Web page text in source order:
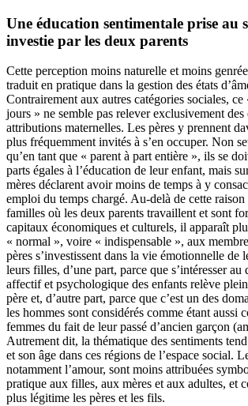
Une éducation sentimentale prise au
investie par les deux parents
Cette perception moins naturelle et moins
traduit en pratique dans la gestion des états
Contrairement aux autres catégories sociales,
jours » ne semble pas relever exclusivement des
attributions maternelles. Les pères y prennent
plus fréquemment invités à s’en occuper. Non
qu’en tant que « parent à part entière », ils se
parts égales à l’éducation de leur enfant, mais
mères déclarent avoir moins de temps à y
emploi du temps chargé. Au-delà de cette raison
familles où les deux parents travaillent et sont
capitaux économiques et culturels, il apparaît
« normal », voire « indispensable », aux
pères s’investissent dans la vie émotionnelle de
leurs filles, d’une part, parce que s’intéresser au
affectif et psychologique des enfants relève
père et, d’autre part, parce que c’est un des
les hommes sont considérés comme étant aussi
femmes du fait de leur passé d’ancien garçon
Autrement dit, la thématique des sentiments
et son âge dans ces régions de l’espace social.
notamment l’amour, sont moins attribuées
pratique aux filles, aux mères et aux adultes, et
plus légitime les pères et les fils.